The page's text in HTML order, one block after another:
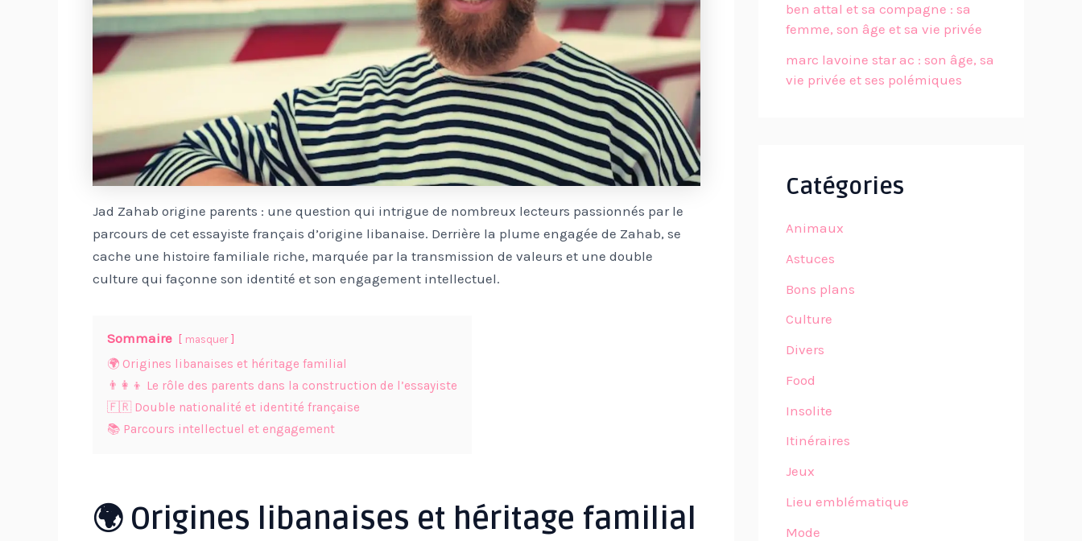
Jad Zahab origine parents : une question qui intrigue de nombreux lecteurs passionnés par le
parcours de cet essayiste français d’origine libanaise. Derrière la plume engagée de Zahab, se
cache une histoire familiale riche, marquée par la transmission de valeurs et une double
culture qui façonne son identité et son engagement intellectuel.
Sommaire masquer
🌍 Origines libanaises et héritage familial
👨‍👩‍👦 Le rôle des parents dans la construction de l’essayiste
🇫🇷 Double nationalité et identité française
📚 Parcours intellectuel et engagement
🌍 Origines libanaises et héritage familial
ben attal et sa compagne : sa
femme, son âge et sa vie privée
marc lavoine star ac : son âge, sa
vie privée et ses polémiques
Catégories
Animaux
Astuces
Bons plans
Culture
Divers
Food
Insolite
Itinéraires
Jeux
Lieu emblématique
Mode